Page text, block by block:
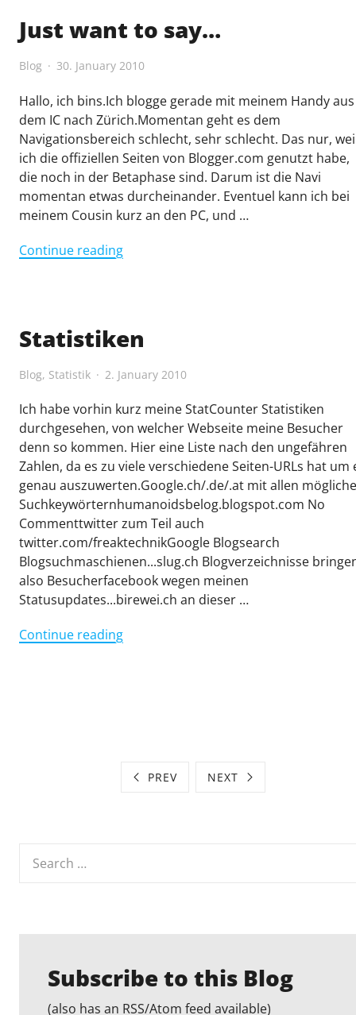
Just want to say…
Blog 30. January 2010
Hallo, ich bins.Ich blogge gerade mit meinem Handy aus
dem IC nach Zürich.Momentan geht es dem
Navigationsbereich schlecht, sehr schlecht. Das nur,
ich die offiziellen Seiten von Blogger.com genutzt habe,
die noch in der Betaphase sind. Darum ist die Navi
momentan etwas durcheinander. Eventuel kann ich bei
meinem Cousin kurz an den PC, und …
Continue reading"Just
Statistiken
Blog, Statistik 2. January 2010
Ich habe vorhin kurz meine StatCounter Statistiken
durchgesehen, von welcher Webseite meine Besucher
denn so kommen. Hier eine Liste nach den ungefähren
Zahlen, da es zu viele verschiedene Seiten-URLs hat um
genau auszuwerten.Google.ch/.de/.at mit allen
Suchkeywörternhumanoidsbelog.blogspot.com No
Commenttwitter zum Teil auch
twitter.com/freaktechnikGoogle Blogsearch
Blogsuchmaschienen...slug.ch Blogverzeichnisse
also Besucherfacebook wegen meinen
Statusupdates...birewei.ch an dieser …
Continue reading"Statistiken"
PREV NEXT
for:
Subscribe to this Blog
(also has an RSS/Atom feed available)